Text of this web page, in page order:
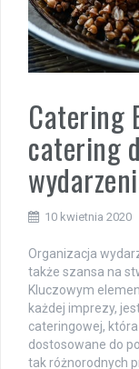
Catering
catering
10 kwietnia 2020
Organizacja
także szansa na
Kluczowym
każdej imprezy,
cateringowej,
dostosowane do
tak różnorodnych